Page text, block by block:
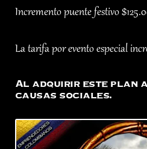
Incremento puente festivo
La tarifa por evento especial
Al adquirir este plan
causas sociales.